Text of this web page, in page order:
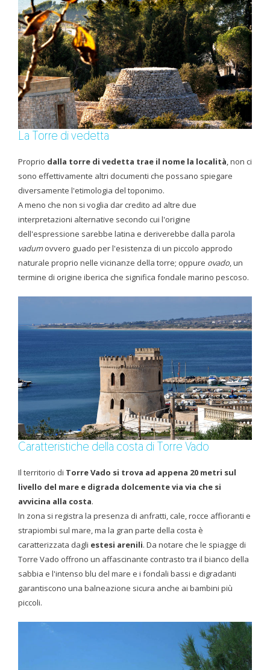
La Torre di vedetta
Proprio dalla torre di vedetta trae il nome la località, non ci
sono effettivamente altri documenti che possano spiegare
diversamente l'etimologia del toponimo.
A meno che non si voglia dar credito ad altre due
interpretazioni alternative secondo cui l'origine
dell'espressione sarebbe latina e deriverebbe dalla parola
vadumovvero guado per l'esistenza di un piccolo approdo
naturale proprio nelle vicinanze della torre; oppure ovado, un
termine di origine iberica che significa fondale marino pescoso.
Caratteristiche della costa di Torre Vado
Il territorio di Torre Vado si trova ad appena 20 metri sul
livello del mare e digrada dolcemente via via che si
avvicina alla costa.
In zona si registra la presenza di anfratti, cale, rocce affioranti e
strapiombi sul mare, ma la gran parte della costa è
caratterizzata dagli estesi arenili. Da notare che le spiagge di
Torre Vado offrono un affascinante contrasto tra il bianco della
sabbia e l'intenso blu del mare e i fondali bassi e digradanti
garantiscono una balneazione sicura anche ai bambini più
piccoli.